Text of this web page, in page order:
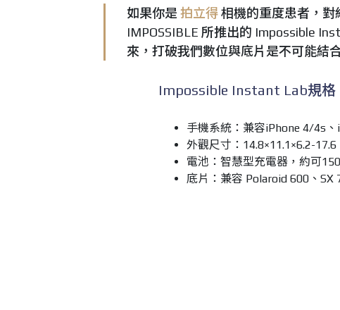
如果你是 拍立得相機的重度患者，對
IMPOSSIBLE 所推出的 Impossible
來，打破我們數位與底片是不可能結
Impossible Instant Lab規格
手機系統：兼容iPhone 4/4s、
外觀尺寸：14.8×11.1×6.2-
電池：智慧型充電器，約可
底片：兼容 Polaroid 600、SX